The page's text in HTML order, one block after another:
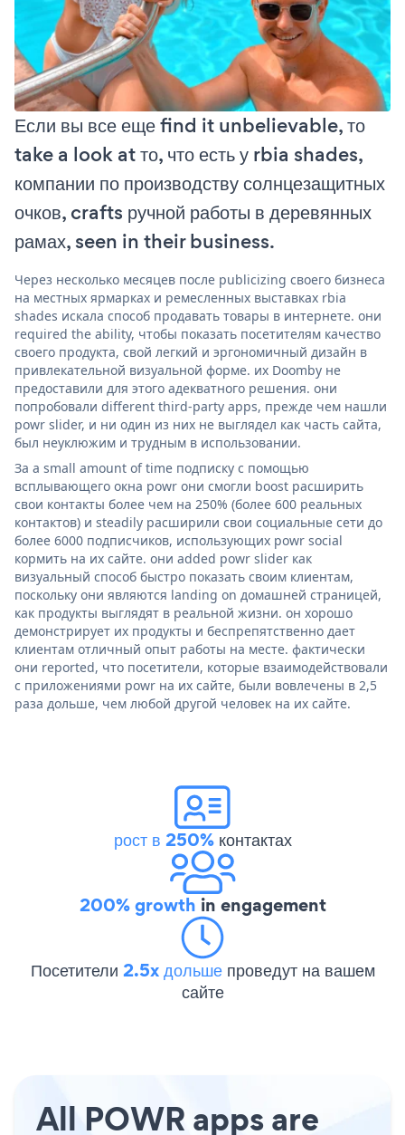
Если вы все еще find it unbelievable, то
take a look at то, что есть у rbia shades,
компании по производству солнцезащитных
очков, crafts ручной работы в деревянных
рамах, seen in their business.
Через несколько месяцев после publicizing своего бизнеса
на местных ярмарках и ремесленных выставках rbia
shades искала способ продавать товары в интернете. они
required the ability, чтобы показать посетителям качество
своего продукта, свой легкий и эргономичный дизайн в
привлекательной визуальной форме. их Doomby не
предоставили для этого адекватного решения. они
попробовали different third-party apps, прежде чем нашли
powr slider, и ни один из них не выглядел как часть сайта,
был неуклюжим и трудным в использовании.
За a small amount of time подписку с помощью
всплывающего окна powr они смогли boost расширить
свои контакты более чем на 250% (более 600 реальных
контактов) и steadily расширили свои социальные сети до
более 6000 подписчиков, использующих powr social
кормить на их сайте. они added powr slider как
визуальный способ быстро показать своим клиентам,
поскольку они являются landing on домашней страницей,
как продукты выглядят в реальной жизни. он хорошо
демонстрирует их продукты и беспрепятственно дает
клиентам отличный опыт работы на месте. фактически
они reported, что посетители, которые взаимодействовали
с приложениями powr на их сайте, были вовлечены в 2,5
раза дольше, чем любой другой человек на их сайте.
рост в 250%контактах
200% growth in engagement
Посетители 2.5x дольше проведут на вашем
сайте
All POWR apps are